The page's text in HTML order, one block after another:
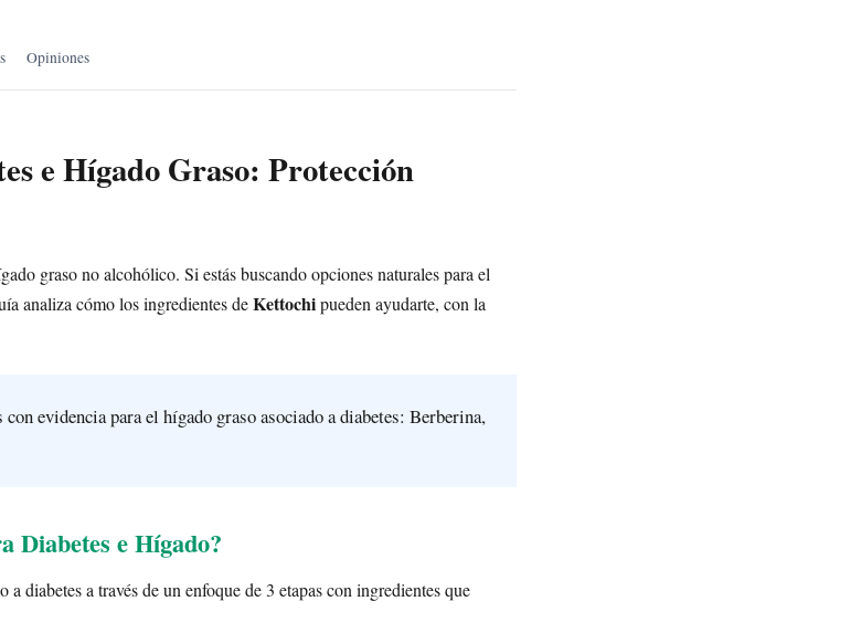
Opiniones
e Hígado Graso: Protección
graso no alcohólico. Si estás buscando opciones naturales para el
analiza cómo los ingredientes deKettochipueden ayudarte, con la
evidencia para el hígado graso asociado a diabetes: Berberina,
Diabetes e Hígado?
diabetes a través de un enfoque de 3 etapas con ingredientes que